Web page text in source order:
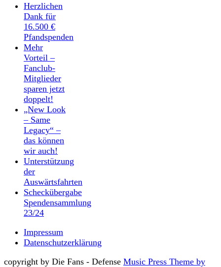
Herzlichen
Dank für
16.500 €
Pfandspenden
Mehr
Vorteil –
Fanclub-
Mitglieder
sparen jetzt
doppelt!
„New Look
– Same
Legacy“ –
das können
wir auch!
Unterstützung
der
Auswärtsfahrten
Scheckübergabe
Spendensammlung
23/24
Impressum
Datenschutzerklärung
copyright by Die Fans - Defense Music Press Theme by